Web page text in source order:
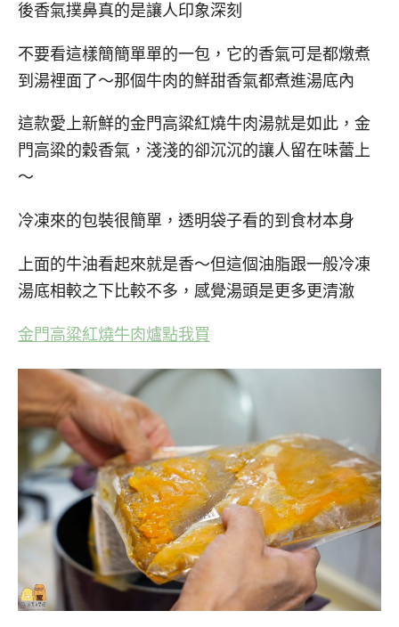
後香氣撲鼻真的是讓人印象深刻
不要看這樣簡簡單單的一包，它的香氣可是都燉煮
到湯裡面了～那個牛肉的鮮甜香氣都煮進湯底內
這款愛上新鮮的金門高粱紅燒牛肉湯就是如此，金
門高粱的穀香氣，淺淺的卻沉沉的讓人留在味蕾上
～
冷凍來的包裝很簡單，透明袋子看的到食材本身
上面的牛油看起來就是香～但這個油脂跟一般冷凍
湯底相較之下比較不多，感覺湯頭是更多更清澈
金門高粱紅燒牛肉爐點我買